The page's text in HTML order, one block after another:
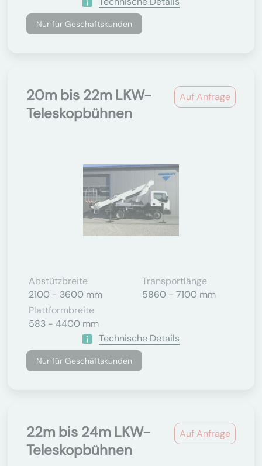
Nur für Geschäftskunden
Auf Anfrage
20m bis 22m LKW-
Teleskopbühnen
Abstützbreite
2100 - 3600 mm
Transportlänge
5860 - 7100 mm
Plattformbreite
583 - 4400 mm
Technische Details
Nur für Geschäftskunden
Auf Anfrage
22m bis 24m LKW-
Teleskopbühnen